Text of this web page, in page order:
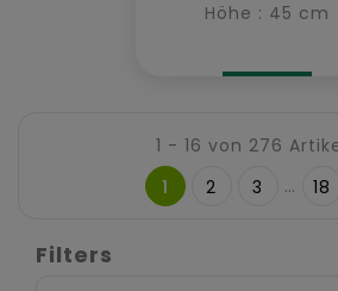
Höhe : 45 cm
1 - 16 von 276
1
2 3 … 18
Filters